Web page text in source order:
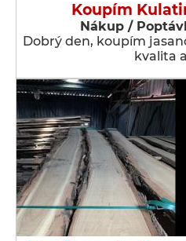
Koupím
Nákup /
Dobrý den, koupím
kvalita